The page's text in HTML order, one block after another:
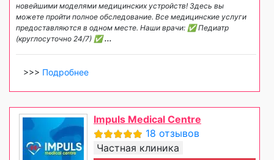
новейшими моделями медицинских устройств! Здесь вы
можете пройти полное обследование. Все медицинские услуги
предоставляются в одном месте. Наши врачи: ✅ Педиатр
(круглосуточно 24/7) ✅...
>>> Подробнее
Impuls Medical Centre
18 отзывов
Частная клиника